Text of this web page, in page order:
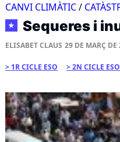
CANVI CLIMÀTIC/
★ Sequeres i
ELISABET CLAUS 29 DE MARÇ DE
1R CICLE ESO 2N CICLE ESO